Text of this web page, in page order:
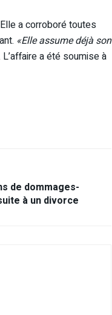
a corroboré toutes
«Elle assume déjà son
a été soumise à
de dommages-
à un divorce